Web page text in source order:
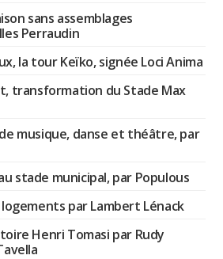
sans assemblages
Perraudin
la tour Keïko, signée Loci Anima
transformation du Stade Max
musique, danse et théâtre, par
stade municipal, par Populous
par Lambert Lénack
Henri Tomasi par Rudy